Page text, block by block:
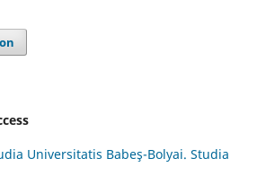
Universitatis Babeş-Bolyai. Studia